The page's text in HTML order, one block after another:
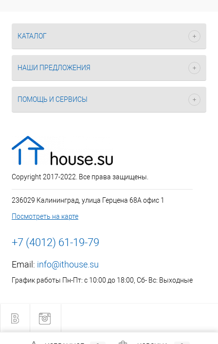
КАТАЛОГ
НАШИ ПРЕДЛОЖЕНИЯ
ПОМОЩЬ И СЕРВИСЫ
Copyright 2017-2022. Все права защищены.
236029 Калининград, улица Герцена 68А офис 1
Посмотреть на карте
+7 (4012) 61-19-79
Email: info@ithouse.su
График работы Пн-Пт: с 10:00 до 18:00, Сб- Вс: Выходные